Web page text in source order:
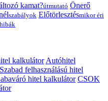
kamat?útmutató Önerő
szabályok Előtörlesztésmikor éri
hibák
kalkulátor Autóhitel
Szabad felhasználású hitel
hitel kalkulátor CSOK